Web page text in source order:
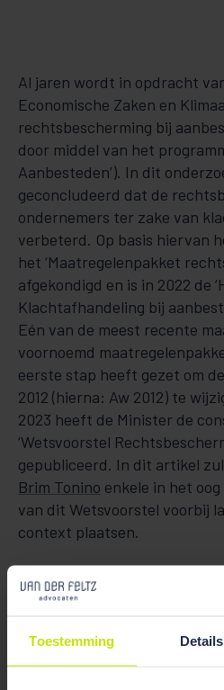
Toestemming Details
Al jaren wordt in opdracht
Economische Zaken en
rechtsbescherming bij
door middel van het
Aanbesteden’). In dit
geconcludeerd dat de
ondernemers ter zake van
verbeterd. Op basis hiervan
het ‘Maatregelenpakket
afgekondigd en is in 2022 de
Klachtafhandeling bij
Eén van de meest recente
voornoemd
eerste stap heeft gezet om
2012 (hierna: Aw 2012) te
2023 heeft de Minister de
‘Wetsvoorstel
gepubliceerd. In dit artikel
Brim Tonino enkele in het
van dit Wetsvoorstel voorbij
context plaatsen.